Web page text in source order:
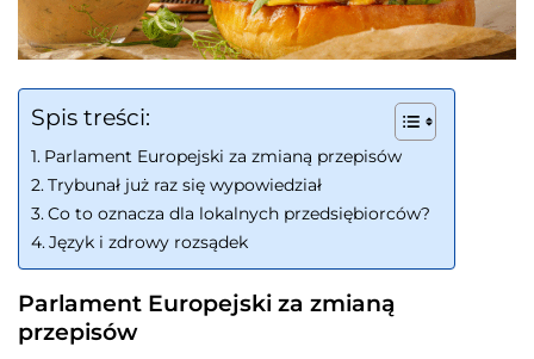
Spis treści:
Parlament Europejski za zmianą przepisów
Trybunał już raz się wypowiedział
Co to oznacza dla lokalnych przedsiębiorców?
Język i zdrowy rozsądek
Parlament Europejski za zmianą
przepisów